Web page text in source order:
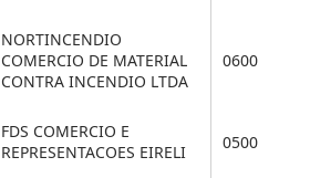
NORTINCENDIO
COMERCIO DE MATERIAL
CONTRA INCENDIO LTDA
0600
FDS COMERCIO E
REPRESENTACOES EIRELI
0500